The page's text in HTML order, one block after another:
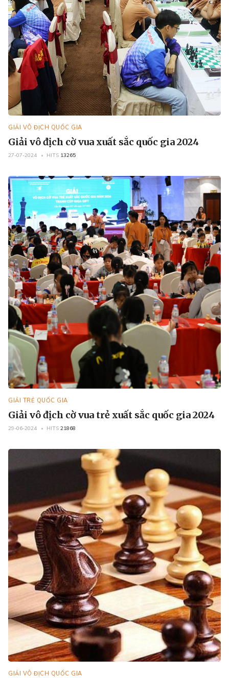
GIẢI VÔ ĐỊCH QUỐC GIA
Giải vô địch cờ vua xuất sắc quốc gia 2024
27-07-2024 HITS 13265
GIẢI TRẺ QUỐC GIA
Giải vô địch cờ vua trẻ xuất sắc quốc gia 2024
29-06-2024 HITS 21868
GIẢI VÔ ĐỊCH QUỐC GIA